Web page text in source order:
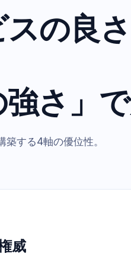
スの良
強さ」で
する4軸の優位性。
威